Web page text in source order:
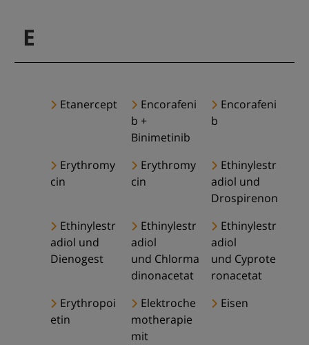
E
Etanercept
Encorafeni
b +
Binimetinib
Encorafeni
b
Erythromy
cin
Erythromy
cin
Ethinylestr
adiol und
Drospirenon
Ethinylestr
adiol und
Dienogest
Ethinylestr
adiol
und Chlorma
dinonacetat
Ethinylestr
adiol
und Cyprote
ronacetat
Erythropoi
etin
Elektroche
motherapie
mit
Eisen